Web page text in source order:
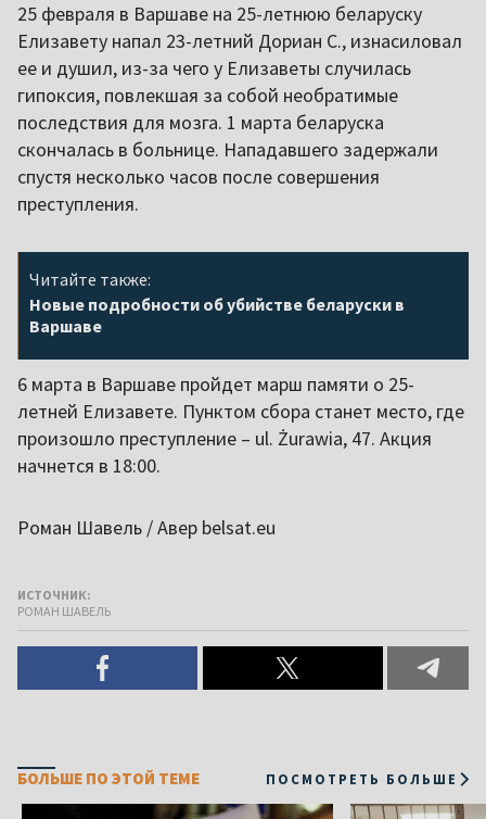
25 февраля в Варшаве на 25-летнюю беларуску
Елизавету напал 23-летний Дориан С., изнасиловал
ее и душил, из-за чего у Елизаветы случилась
гипоксия, повлекшая за собой необратимые
последствия для мозга. 1 марта беларуска
скончалась в больнице. Нападавшего задержали
спустя несколько часов после совершения
преступления.
Читайте также:
Новые подробности об убийстве беларуски в
Варшаве
6 марта в Варшаве пройдет марш памяти о 25-
летней Елизавете. Пунктом сбора станет место, где
произошло преступление – ul. Żurawia, 47. Акция
начнется в 18:00.
Роман Шавель / Авер belsat.eu
ИСТОЧНИК:
РОМАН ШАВЕЛЬ
БОЛЬШЕ ПО ЭТОЙ ТЕМЕ ПОСМОТРЕТЬ БОЛЬШЕ